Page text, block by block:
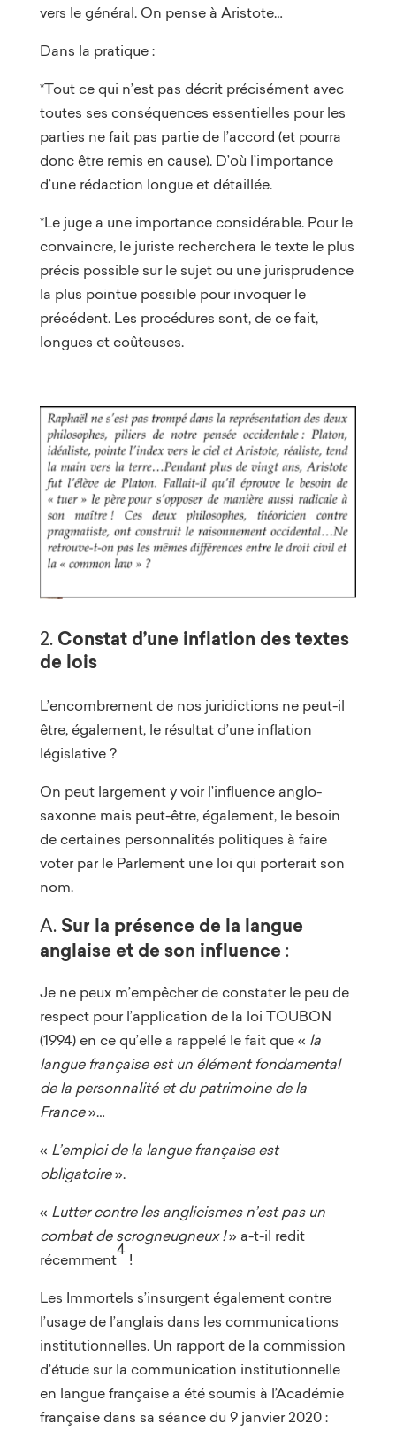
vers le général. On pense à Aristote…
Dans la pratique :
*Tout ce qui n’est pas décrit précisément avec
toutes ses conséquences essentielles pour les
parties ne fait pas partie de l’accord (et pourra
donc être remis en cause). D’où l’importance
d’une rédaction longue et détaillée.
*Le juge a une importance considérable. Pour le
convaincre, le juriste recherchera le texte le plus
précis possible sur le sujet ou une jurisprudence
la plus pointue possible pour invoquer le
précédent. Les procédures sont, de ce fait,
longues et coûteuses.
Constat d’une inflation des textes
de lois
L’encombrement de nos juridictions ne peut-il
être, également, le résultat d’une inflation
législative ?
On peut largement y voir l’influence anglo-
saxonne mais peut-être, également, le besoin
de certaines personnalités politiques à faire
voter par le Parlement une loi qui porterait son
nom.
A. Sur la présence de la langue
anglaise et de son influence :
Je ne peux m’empêcher de constater le peu de
respect pour l’application de la loi TOUBON
(1994) en ce qu’elle a rappelé le fait que « la
langue française est un élément fondamental
de la personnalité et du patrimoine de la
France»…
« L’emploi de la langue française est
obligatoire».
« Lutter contre les anglicismes n’est pas un
combat de scrogneugneux !» a-t-il redit
récemment
4
!
Les Immortels s’insurgent également contre
l’usage de l’anglais dans les communications
institutionnelles. Un rapport de la commission
d’étude sur la communication institutionnelle
en langue française a été soumis à l’Académie
française dans sa séance du 9 janvier 2020 :